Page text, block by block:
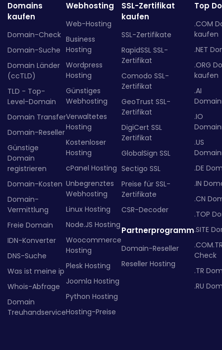
Domains
kaufen
Domain-Check
Domain-Suche
Domain Länder
(ccTLD)
TLD - Top-
Level-Domain
Domain Transfer
Domain-Reseller
Günstige
Domain
registrieren
Domain-Kosten
Domain-
Vermittlung
Freie Domain
IDN-Konverter
DNS-Suche
Was ist meine ip
Whois-Abfrage
Domain
Treuhandservice
Webhosting
Web-Hosting
Business
Hosting
Wordpress
Hosting
Günstiges
Webhosting
Verwaltetes
Hosting
Kostenloser
Hosting
cPanel Hosting
Unbegrenztes
Webhosting
Linux Hosting
Node.JS Hosting
Woocommerce
Hosting
Plesk Hosting
Joomla Hosting
Python Hosting
Hosting-Preise
SSL-Zertifikat
kaufen
SSL-Zertifikate
RapidSSL SSL-
Zertifikat
Comodo SSL-
Zertifikat
GeoTrust SSL-
Zertifikat
DigiCert SSL
Zertifikat
GlobalSign SSL
Sectigo SSL
Preise für SSL-
Zertifikate
CSR-Decoder
Partnerprogramm
Domain-Reseller
Reseller Hosting
Top
.COM
kaufen
.NET
.ORG
kaufen
.AI
.IO
.US
.DE
.IN
.CN
.TOP
.SITE
Check
.TR
.RU